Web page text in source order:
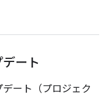
ート
ート（プロジェク